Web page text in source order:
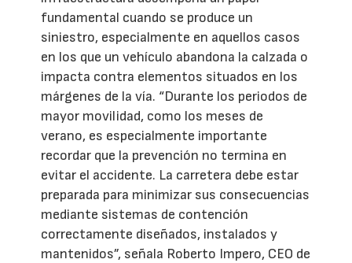
fundamental cuando se produce un
siniestro, especialmente en aquellos casos
en los que un vehículo abandona la calzada o
impacta contra elementos situados en los
márgenes de la vía. “Durante los periodos de
mayor movilidad, como los meses de
verano, es especialmente importante
recordar que la prevención no termina en
evitar el accidente. La carretera debe estar
preparada para minimizar sus consecuencias
mediante sistemas de contención
correctamente diseñados, instalados y
mantenidos”, señala Roberto Impero, CEO de